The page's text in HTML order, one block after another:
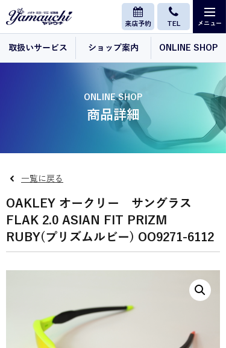
来店予約 TEL
取扱いサービス ショップ案内 ONLINE SHOP
ONLINE SHOP
商品詳細
一覧に戻る
OAKLEY オークリー サングラス
FLAK 2.0 ASIAN FIT PRIZM
RUBY(プリズムルビー) OO9271-6112